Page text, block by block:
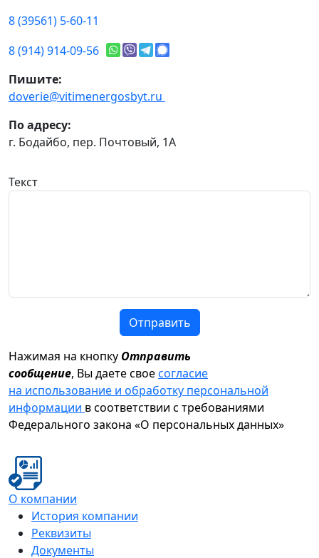
8 (39561) 5-60-11
8 (914) 914-09-56
Пишите:
doverie@vitimenergosbyt.ru
По адресу:
г. Бодайбо, пер. Почтовый, 1А
Текст
Отправить
Нажимая на кнопку Отправить
сообщение, Вы даете своесогласие
на использование и обработку персональной
информации в соответствии с требованиями
Федерального закона «О персональных данных»
О компании
История компании
Реквизиты
Документы